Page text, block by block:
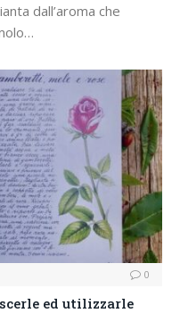
dall’aroma che
0
ed utilizzarle